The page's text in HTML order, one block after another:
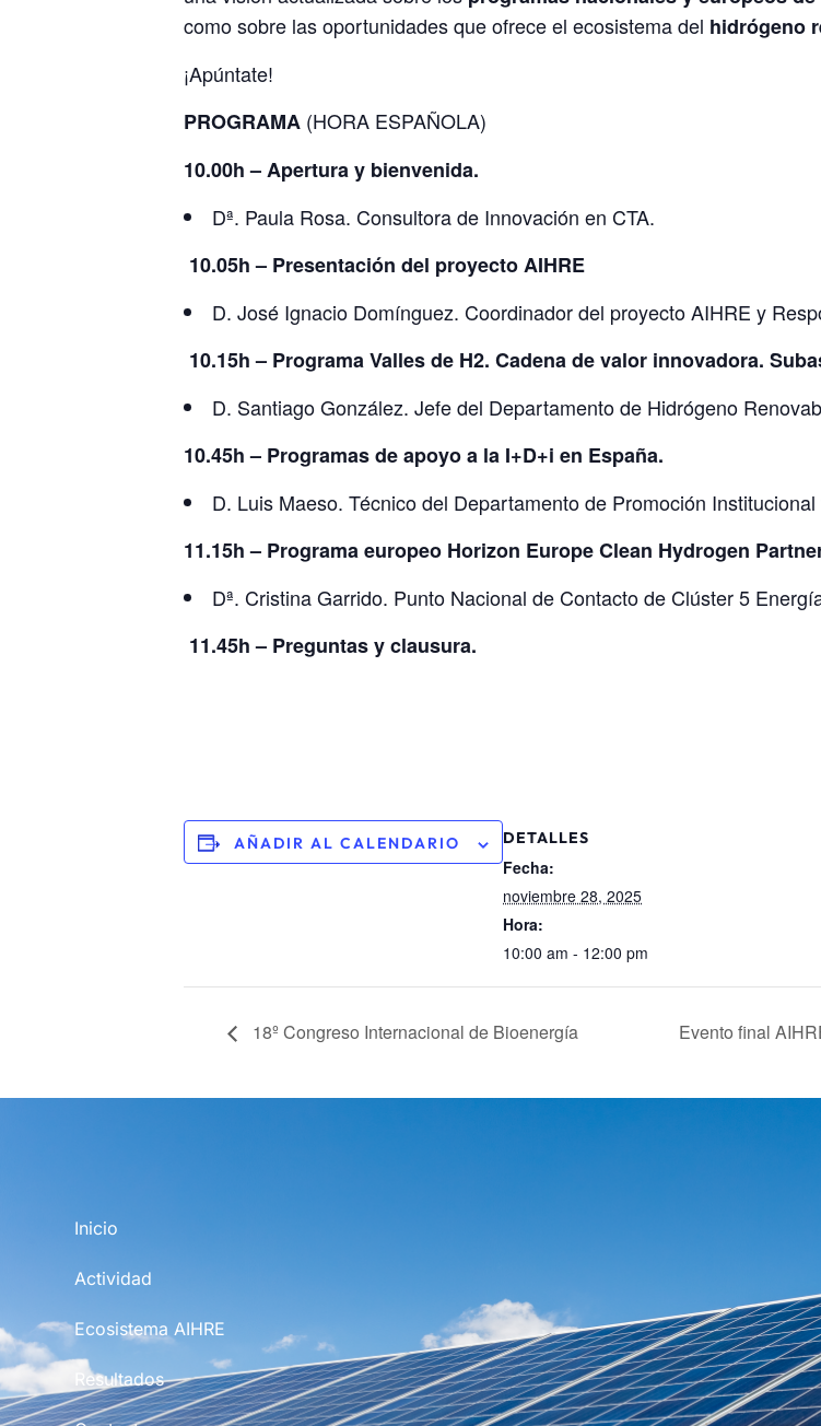
como sobre las oportunidades que ofrece el ecosistema del hidrógeno
¡Apúntate!
PROGRAMA (HORA ESPAÑOLA)
10.00h – Apertura y bienvenida.
Dª. Paula Rosa. Consultora de Innovación en CTA.
10.05h – Presentación del proyecto AIHRE
D. José Ignacio Domínguez. Coordinador del proyecto AIHRE y
10.15h – Programa Valles de H2. Cadena de valor innovadora.
D. Santiago González. Jefe del Departamento de Hidrógeno
10.45h – Programas de apoyo a la I+D+i en España.
D. Luis Maeso. Técnico del Departamento de Promoción
11.15h – Programa europeo Horizon Europe Clean Hydrogen
Dª. Cristina Garrido. Punto Nacional de Contacto de Clúster 5
11.45h – Preguntas y clausura.
AÑADIR AL CALENDARIO DETALLES
Fecha:
noviembre 28, 2025
Hora:
10:00 am - 12:00 pm
18º Congreso Internacional de Bioenergía Evento final
Inicio
Actividad
Ecosistema AIHRE
Resultados